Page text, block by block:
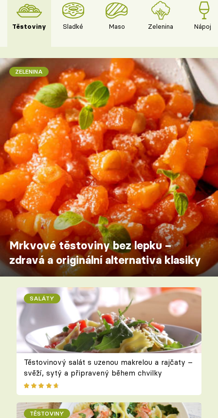
Těstoviny Sladké Maso Zelenina Nápoje
ZELENINA
Mrkvové těstoviny bez lepku –
zdravá a originální alternativa klasiky
SALÁTY
Těstovinový salát s uzenou makrelou a rajčaty –
svěží, sytý a připravený během chvilky
TĚSTOVINY